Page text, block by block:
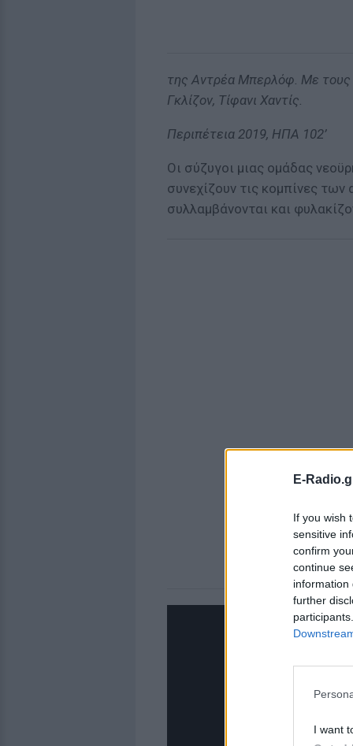
E-
If you wish
sensitive
confirm
continue
information
further
I want
της Αντρέα Μπερλόφ. Με τους
Γκλίζον, Τίφανι Χαντίς.
Περιπέτεια 2019, ΗΠΑ 102’
Οι σύζυγοι μιας ομάδας
συνεχίζουν τις κομπίνες των
συλλαμβάνονται και